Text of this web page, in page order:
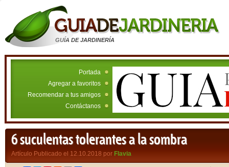
GUÍA DE JARDINERÍA
Portada
Agregar a favoritos
Recomendar a tus amigos
Contáctanos
6 suculentas tolerantes a la sombra
Artículo Publicado el 12.10.2018 por Flavia